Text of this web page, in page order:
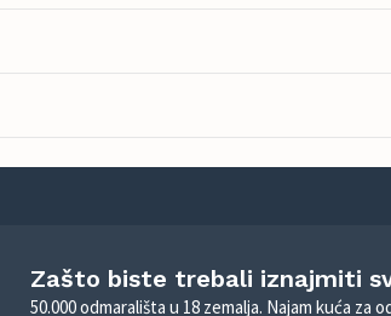
Zašto biste trebali iznajmiti
50.000 odmarališta u 18 zemalja. Najam kuća za